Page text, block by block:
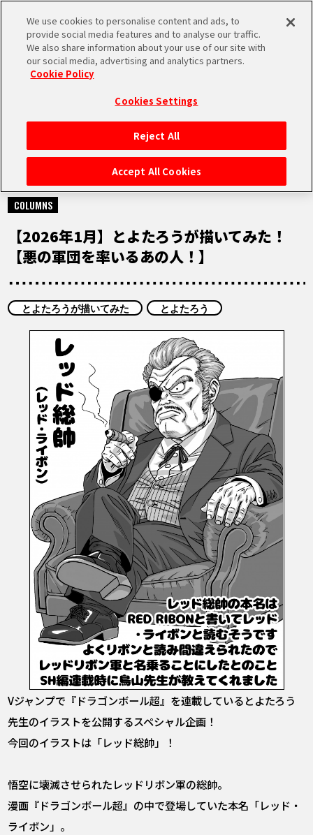
MEN
HOME
NEWS
RANKING
MOVIE
COLUMNS
ABOUT
LANGUAGE
JP
EN FR DE ES
NEWS
2026.01.24
COLUMNS
【2026年1月】とよたろうが描いてみた！
【悪の軍団を率いるあの人！】
とよたろうが描いてみた とよたろう
Vジャンプで『ドラゴンボール超』を連載しているとよたろう
先生のイラストを公開するスペシャル企画！
今回のイラストは「レッド総帥」！
悟空に壊滅させられたレッドリボン軍の総帥。
漫画『ドラゴンボール超』の中で登場していた本名「レッド・
ライボン」。
We use cookies to personalise content and ads, to
provide social media features and to analyse our traffic.
We also share information about your use of our site with
our social media, advertising and analytics partners.
Cookie Policy
Cookies Settings
Reject All
Accept All Cookies